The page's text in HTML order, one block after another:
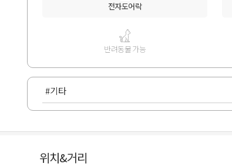
전자도어락
반려동물 가능
#기타
위치&거리